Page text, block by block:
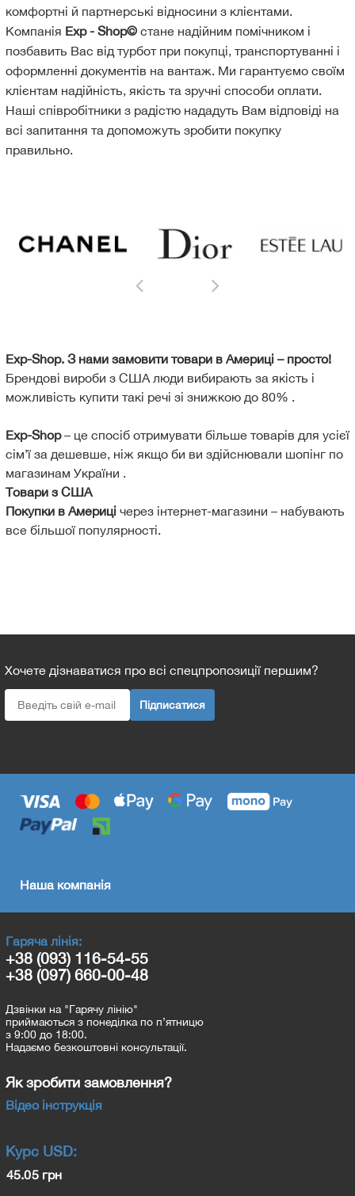
комфортні й партнерські відносини з клієнтами.
Компанія Exp - Shop© стане надійним помічником і
позбавить Вас від турбот при покупці, транспортуванні і
оформленні документів на вантаж. Ми гарантуємо своїм
клієнтам надійність, якість та зручні способи оплати.
Наші співробітники з радістю нададуть Вам відповіді на
всі запитання та допоможуть зробити покупку
правильно.
Exp-Shop. З нами замовити товари в Америці – просто!
Брендові вироби з США люди вибирають за якість і
можливість купити такі речі зі знижкою до 80% .
Exp-Shop– це спосіб отримувати більше товарів для усієї
сім’ї за дешевше, ніж якщо би ви здійснювали шопінг по
магазинам України .
Товари з США
Покупки в Америці через інтернет-магазини – набувають
все більшої популярності.
Хочете дізнаватися про всі спецпропозиції першим?
Підписатися
Наша компанія
Гаряча лінія:
+38 (093) 116-54-55
+38 (097) 660-00-48
Дзвінки на "Гарячу лінію"
приймаються з понеділка по п’ятницю
з 9:00 до 18:00.
Надаємо безкоштовні консультації.
Як зробити замовлення?
Відео інструкція
Курс USD:
45.05 грн